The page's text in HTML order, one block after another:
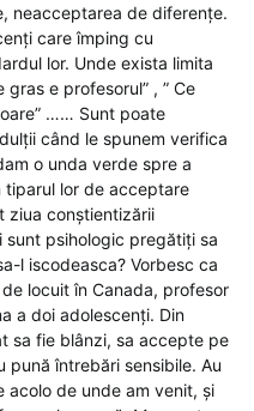
neacceptarea de diferențe.
care împing cu
lor. Unde exista limita
gras e profesorul” , ” Ce
…… Sunt poate
când le spunem verifica
o unda verde spre a
tiparul lor de acceptare
ziua conștientizării
sunt psihologic pregătiți sa
l iscodeasca? Vorbesc ca
locuit în Canada, profesor
a doi adolescenți. Din
sa fie blânzi, sa accepte pe
pună întrebări sensibile. Au
acolo de unde am venit, și